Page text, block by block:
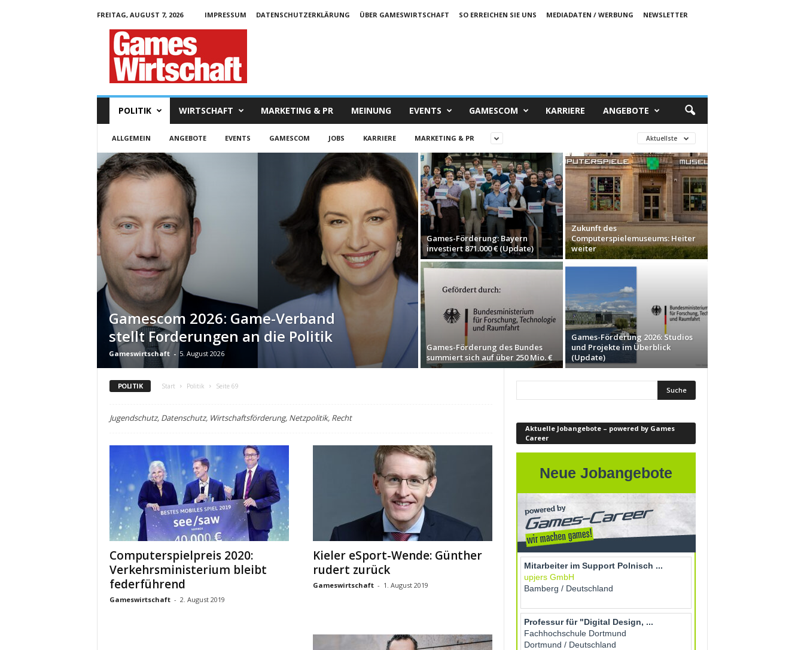
FREITAG, AUGUST 7, 2026 IMPRESSUM DATENSCHUTZERKLÄRUNG ÜBER GAMESWIRTSCHAFT SO ERREICHEN SIE UNS MEDIADATEN / WERBUNG
NEWSLETTER
c
h
a
f
t
.
d
e
POLITIK WIRTSCHAFT MARKETING & PR MEINUNG EVENTS GAMESCOM KARRIERE ANGEBOTE
ALLGEMEIN ANGEBOTE EVENTS GAMESCOM JOBS KARRIERE MARKETING & PR Aktuellste
Gamescom 2026: Game-Verband
stellt Forderungen an die Politik
Gameswirtschaft - 5. August 2026
Games-Förderung: Bayern
investiert 871.000 € (Update)
Zukunft des
Computerspielemuseums: Heiter
weiter
Games-Förderung des Bundes
summiert sich auf über 250 Mio. €
Games-Förderung 2026: Studios
und Projekte im Überblick
(Update)
POLITIK Start Politik Seite 69
Jugendschutz, Datenschutz, Wirtschaftsförderung, Netzpolitik, Recht
Computerspielpreis 2020:
Verkehrsministerium bleibt
federführend
Gameswirtschaft - 2. August 2019
Kieler eSport-Wende: Günther
rudert zurück
Gameswirtschaft - 1. August 2019
Aktuelle Jobangebote – powered by Games
Career